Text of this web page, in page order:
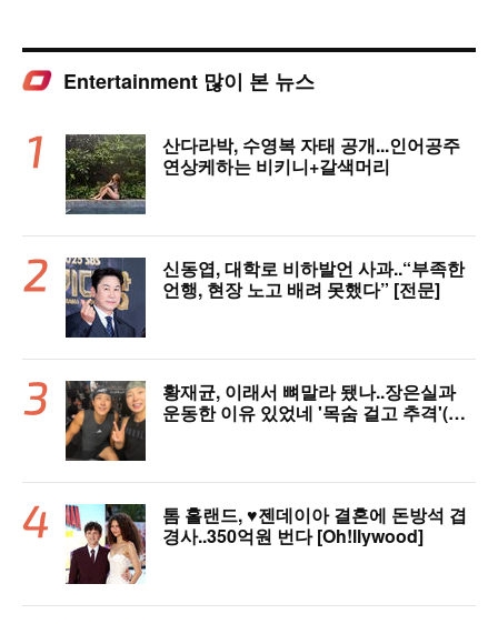
Entertainment 많이 본 뉴스
산다라박, 수영복 자태 공개...인어공주
연상케하는 비키니+갈색머리
신동엽, 대학로 비하발언 사과..“부족한
언행, 현장 노고 배려 못했다” [전문]
황재균, 이래서 뼈말라 됐나..장은실과
운동한 이유 있었네 '목숨 걸고 추격'(술
톰 홀랜드, ♥︎젠데이아 결혼에 돈방석 겹
경사..350억원 번다 [Oh!llywood]